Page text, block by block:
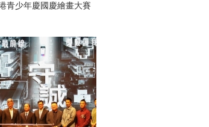
青少年慶國慶繪畫大賽